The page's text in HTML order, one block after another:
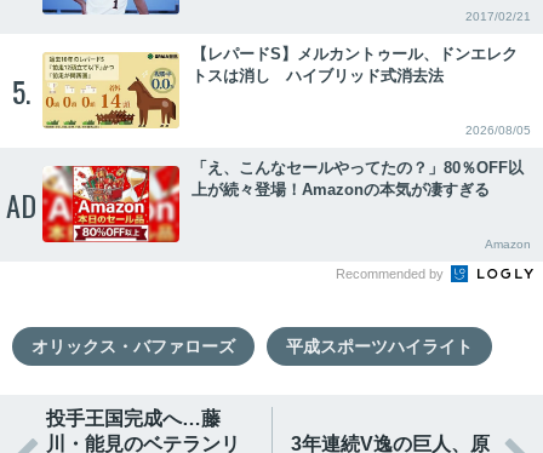
2017/02/21
5.
【レパードS】メルカントゥール、ドンエレク
トスは消し ハイブリッド式消去法
2026/08/05
AD
「え、こんなセールやってたの？」80％OFF以
上が続々登場！Amazonの本気が凄すぎる
Amazon
Recommended by
オリックス・バファローズ 平成スポーツハイライト
投手王国完成へ…藤
川・能見のベテランリ
3年連続V逸の巨人、原